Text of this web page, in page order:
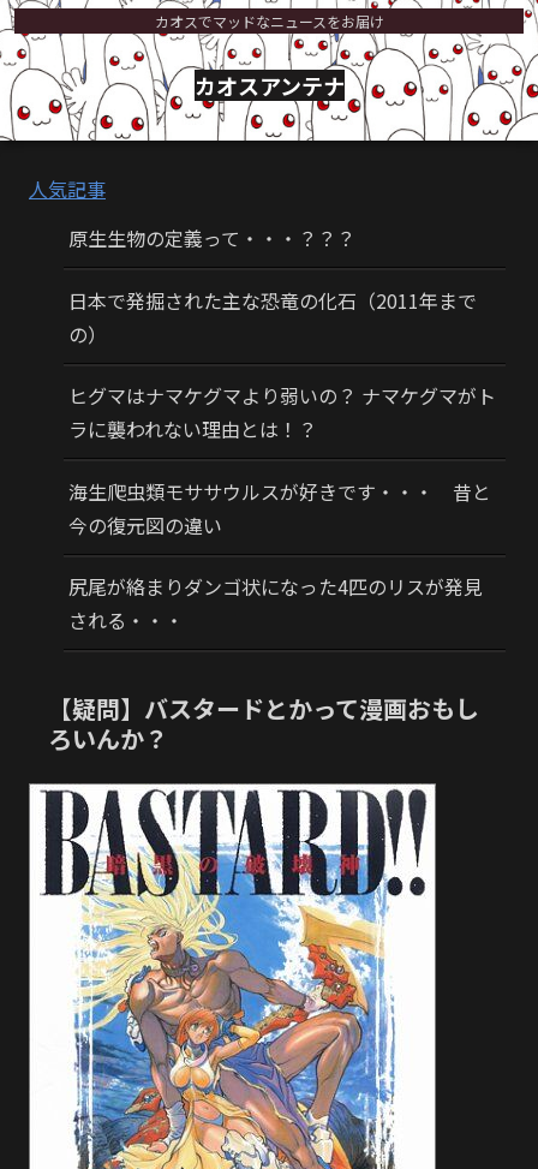
カオスでマッドなニュースをお届け
カオスアンテナ
人気記事
原生生物の定義って・・・？？？
日本で発掘された主な恐竜の化石（2011年まで
の）
ヒグマはナマケグマより弱いの？ ナマケグマがト
ラに襲われない理由とは！？
海生爬虫類モササウルスが好きです・・・ 昔と
今の復元図の違い
尻尾が絡まりダンゴ状になった4匹のリスが発見
される・・・
【疑問】バスタードとかって漫画おもし
ろいんか？